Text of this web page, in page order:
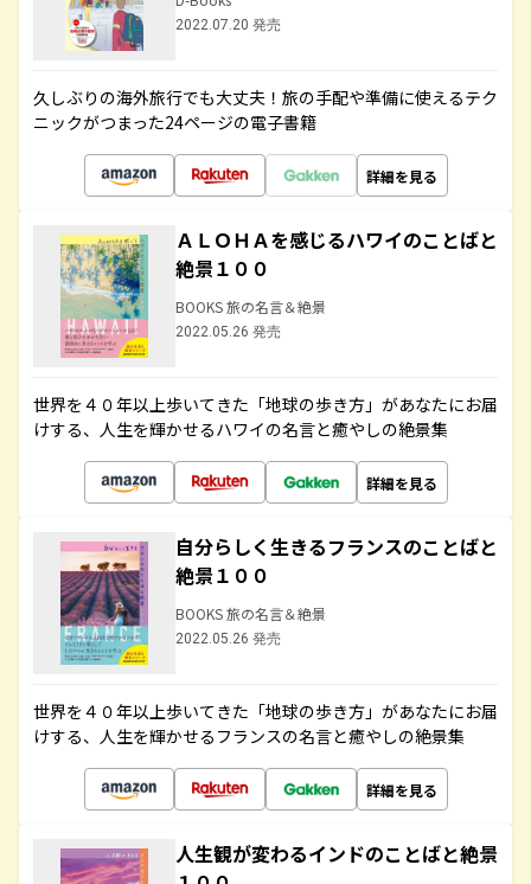
2022.07.20 発売
久しぶりの海外旅行でも大丈夫！旅の手配や準備に使えるテク
ニックがつまった24ページの電子書籍
詳細を見る
ＡＬＯＨＡを感じるハワイのことばと
絶景１００
BOOKS 旅の名言＆絶景
2022.05.26 発売
世界を４０年以上歩いてきた「地球の歩き方」があなたにお届
けする、人生を輝かせるハワイの名言と癒やしの絶景集
詳細を見る
自分らしく生きるフランスのことばと
絶景１００
BOOKS 旅の名言＆絶景
2022.05.26 発売
世界を４０年以上歩いてきた「地球の歩き方」があなたにお届
けする、人生を輝かせるフランスの名言と癒やしの絶景集
詳細を見る
人生観が変わるインドのことばと絶景